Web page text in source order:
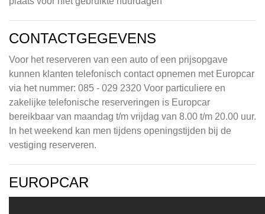
CONTACTGEGEVENS
Voor het reserveren van een auto of een prijsopgave
kunnen klanten telefonisch contact opnemen met Europcar
via het nummer: 085 - 029 2320 Voor particuliere en
zakelijke telefonische reserveringen is Europcar
bereikbaar van maandag t/m vrijdag van 8.00 t/m 20.00 uur.
In het weekend kan men tijdens openingstijden bij de
vestiging reserveren.
EUROPCAR